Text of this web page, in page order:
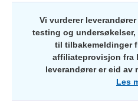
Vi vurderer
testing og
til tilbakemeldinger
affiliateprovisjon fra
leverandører er eid av
Les